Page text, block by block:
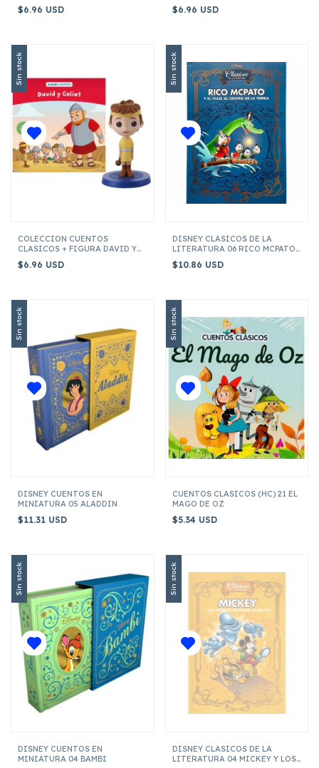
$6.96 USD $6.96 USD
Sin stock
COLECCION CUENTOS
CLASICOS + FIGURA DAVID Y
$6.96 USD
Sin stock
DISNEY CLASICOS DE LA
LITERATURA 06 RICO MCPATO
TIERR
$10.86 USD
Sin stock
DISNEY CUENTOS EN
MINIATURA 05 ALADDIN
$11.31 USD
Sin stock
CUENTOS CLASICOS (HC) 21 EL
MAGO DE OZ
$5.34 USD
Sin stock
DISNEY CUENTOS EN
MINIATURA 04 BAMBI
Sin stock
DISNEY CLASICOS DE LA
LITERATURA 04 MICKEY Y LOS